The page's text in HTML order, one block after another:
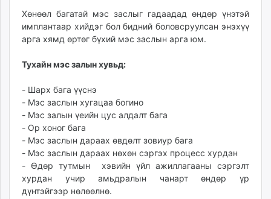
Livetv.mn
Eguur.mn
24tsag.mn
eagle.mn
ergelt.mn
zarig.mn
today.mn
zuv.mn
mminfo.mn
ugluu.mn
urlag.mn
unen.mn
Хөнөөл багатай мэс заслыг гадаадад өндөр үнэтэй
имплантаар хийдэг бол бидний боловсруулсан энэхүү
арга хямд өртөг бүхий мэс заслын арга юм.
Тухайн мэс залын хувьд:
- Шарх бага үүснэ
- Мэс заслын хугацаа богино
- Мэс залын үеийн цус алдалт бага
- Ор хоног бага
- Мэс заслын дараах өвдөлт зовиур бага
- Мэс заслын дараах нөхөн сэргэх процесс хурдан
- Өдөр тутмын хэвийн үйл ажиллагааны сэргэлт
хурдан учир амьдралын чанарт өндөр үр
дүнтэйгээр нөлөөлнө.